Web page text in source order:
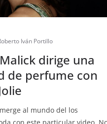
Iván Portillo
dirige una
de perfume con
al mundo del los